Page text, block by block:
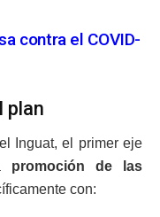
contra el COVID-
plan
Inguat, el primer eje
promoción de las
con: